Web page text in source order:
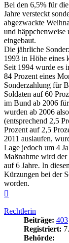
Bei den 6,5% für
Jahre versteckt
abgezwackte
und häppchenweise
eingebaut.
Die jährliche
1993 in Höhe eines
Seit 1994 wurde es
84 Prozent eines
Sonderzahlung für
Soldaten auf 60
im Bund ab 2006
wurden ab 2006
(entsprechend 2,5
Prozent auf 2,5
2011 auslaufen,
Lage jedoch um 4
Maßnahme wird
auf 6 Jahre. In
Kürzungen bei der
worden.
Rechtlerin
Beiträge: 403
Registriert:
Behörde: